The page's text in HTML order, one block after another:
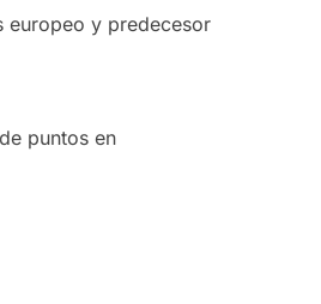
europeo y predecesor
puntos en